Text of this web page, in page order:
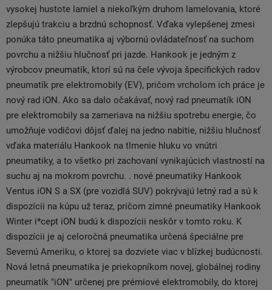
vysokej hustote lamiel a niekoľkým druhom lamelovania, ktoré
zlepšujú trakciu a brzdnú schopnosť. Vďaka vylepšenej zmesi
ponúka táto pneumatika aj výbornú ovládateľnosť na suchom
povrchu a nižšiu hlučnosť pri jazde. Hankook je jedným z
výrobcov pneumatík, ktorí sú na čele vývoja špecifických radov
pneumatík pre elektromobily (EV), pričom vrcholom ich práce je
nový rad iON. Ako sa dalo očakávať, nový rad pneumatík iON
pre elektromobily sa zameriava na nižšiu spotrebu energie, čo
umožňuje vodičovi dôjsť ďalej na jedno nabitie, nižšiu hlučnosť
vďaka materiálu Hankook na tlmenie hluku vo vnútri
pneumatiky, a to všetko pri zachovaní vynikajúcich vlastností na
suchu aj na mokrom povrchu. . nové pneumatiky Hankook
Ventus iON S ​​a SX (pre vozidlá SUV) pokrývajú letný rad a sú k
dispozícii na kúpu už teraz, pričom zimné pneumatiky Hankook
Winter i*cept iON budú k dispozícii neskôr v tomto roku. K
dispozícii je aj celoročná pneumatika určená špeciálne pre
Severnú Ameriku, o ktorej sa dozviete viac v blízkej budúcnosti.
Nová letná pneumatika je priekopníkom novej, globálnej rodiny
pneumatík "iON" určenej pre prémiové elektromobily, do ktorej